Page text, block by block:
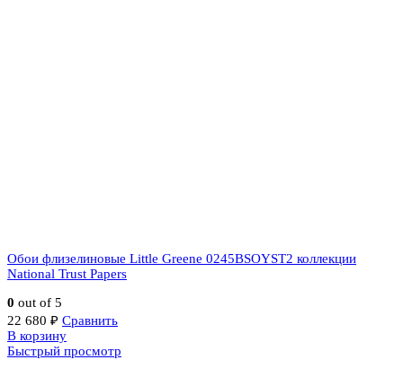
Обои флизелиновые Little Greene 0245BSOYST2 коллекции
National Trust Papers
0 out of 5
22 680 ₽ Сравнить
В корзину
Быстрый просмотр